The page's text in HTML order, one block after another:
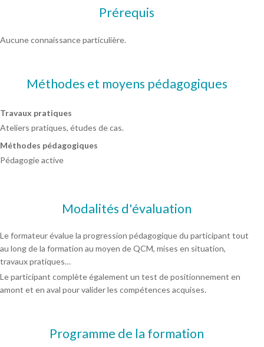
Prérequis
Aucune connaissance particulière.
Méthodes et moyens pédagogiques
Travaux pratiques
Ateliers pratiques, études de cas.
Méthodes pédagogiques
Pédagogie active
Modalités d'évaluation
Le formateur évalue la progression pédagogique du participant tout
au long de la formation au moyen de QCM, mises en situation,
travaux pratiques…
Le participant complète également un test de positionnement en
amont et en aval pour valider les compétences acquises.
Programme de la formation